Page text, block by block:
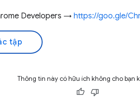
Developers → https://goo.gle/
tập
Thông tin này có hữu ích không cho bạn